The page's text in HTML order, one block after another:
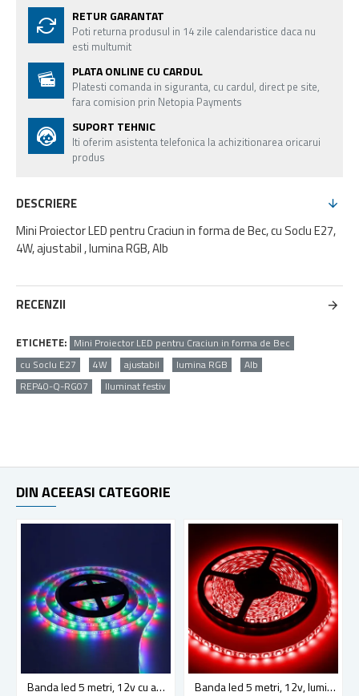
RETUR GARANTAT
Poti returna produsul in 14 zile calendaristice daca nu
esti multumit
PLATA ONLINE CU CARDUL
Platesti comanda in siguranta, cu cardul, direct pe site,
fara comision prin Netopia Payments
SUPORT TEHNIC
Iti oferim asistenta telefonica la achizitionarea oricarui
produs
DESCRIERE
Mini Proiector LED pentru Craciun in forma de Bec, cu Soclu E27,
4W, ajustabil , lumina RGB, Alb
RECENZII
ETICHETE: Mini Proiector LED pentru Craciun in forma de Bec
cu Soclu E27
4W ajustabil lumina RGB
Alb
REP40-Q-RG07
Iluminat festiv
DIN ACEEASI CATEGORIE
Banda led 5 metri, 12v cu adaptor, lumina RGB, telecomanda, adeziva Banda led 5 metri, 12v, lumina culoare rosu, 7.2w, ip65